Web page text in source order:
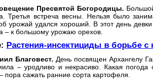
Пресвятой Богородицы.
Третья встреча весны. Нельзя было
урожай удался хороший. В этот день
– к большому урожаю орехов.
Растения-инсектициды в борьбе
Благовест. День посвящен Архангелу
– уродливо и некрасиво. Какая
пора сажать ранние сорта картофеля.